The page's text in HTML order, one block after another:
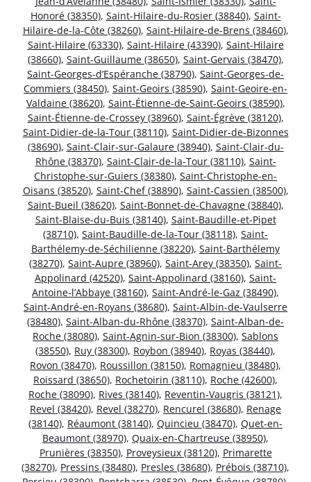
Honoré (38350), Saint-Hilaire-du-Rosier (38840), Saint-
Hilaire-de-la-Côte (38260), Saint-Hilaire-de-Brens (38460),
Saint-Hilaire (63330), Saint-Hilaire (43390), Saint-Hilaire
(38660), Saint-Guillaume (38650), Saint-Gervais (38470),
Saint-Georges-d’Espéranche (38790), Saint-Georges-de-
Commiers (38450), Saint-Geoirs (38590), Saint-Geoire-en-
Valdaine (38620), Saint-Étienne-de-Saint-Geoirs (38590),
Saint-Étienne-de-Crossey (38960), Saint-Égrève (38120),
Saint-Didier-de-la-Tour (38110), Saint-Didier-de-Bizonnes
(38690), Saint-Clair-sur-Galaure (38940), Saint-Clair-du-
Rhône (38370), Saint-Clair-de-la-Tour (38110), Saint-
Christophe-sur-Guiers (38380), Saint-Christophe-en-
Oisans (38520), Saint-Chef (38890), Saint-Cassien (38500),
Saint-Bueil (38620), Saint-Bonnet-de-Chavagne (38840),
Saint-Blaise-du-Buis (38140), Saint-Baudille-et-Pipet
(38710), Saint-Baudille-de-la-Tour (38118), Saint-
Barthélemy-de-Séchilienne (38220), Saint-Barthélemy
(38270), Saint-Aupre (38960), Saint-Arey (38350), Saint-
Appolinard (42520), Saint-Appolinard (38160), Saint-
Antoine-l’Abbaye (38160), Saint-André-le-Gaz (38490),
Saint-André-en-Royans (38680), Saint-Albin-de-Vaulserre
(38480), Saint-Alban-du-Rhône (38370), Saint-Alban-de-
Roche (38080), Saint-Agnin-sur-Bion (38300), Sablons
(38550), Ruy (38300), Roybon (38940), Royas (38440),
Rovon (38470), Roussillon (38150), Romagnieu (38480),
Roissard (38650), Rochetoirin (38110), Roche (42600),
Roche (38090), Rives (38140), Reventin-Vaugris (38121),
Revel (38420), Revel (38270), Rencurel (38680), Renage
(38140), Réaumont (38140), Quincieu (38470), Quet-en-
Beaumont (38970), Quaix-en-Chartreuse (38950),
Prunières (38350), Proveysieux (38120), Primarette
(38270), Pressins (38480), Presles (38680), Prébois (38710),